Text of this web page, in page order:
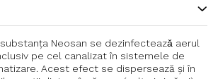
Neosan se dezinfecteazǎ aerul
pe cel canalizat în sistemele de
Acest efect se dispersează și în